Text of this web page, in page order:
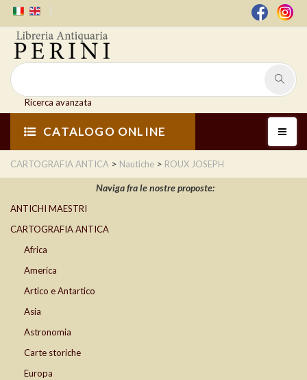
Ricerca avanzata
CATALOGO ONLINE
CARTOGRAFIA ANTICA > Nautiche > ROUX JOSEPH
Naviga fra le nostre proposte:
ANTICHI MAESTRI
CARTOGRAFIA ANTICA
Africa
America
Artico e Antartico
Asia
Astronomia
Carte storiche
Europa